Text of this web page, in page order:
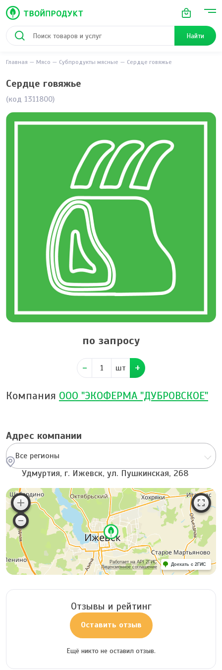
Найти
Главная Мясо Субпродукты мясные Сердце говяжье
Сердце говяжье
(код 1311800)
по запросу
шт
Компания ООО "ЭКОФЕРМА "ДУБРОВСКОЕ"
Адрес компании
Все регионы
Удмуртия, г. Ижевск, ул. Пушкинская, 268
Работает на API 2ГИС
Лицензионное соглашение
Доехать с 2ГИС
Отзывы и рейтинг
Оставить отзыв
Ещё никто не оставил отзыв.